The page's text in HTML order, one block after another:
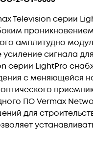
Television серии
амплитудно
сигнала
cерии LightPro
с меняющейся
ПО Vermax
для